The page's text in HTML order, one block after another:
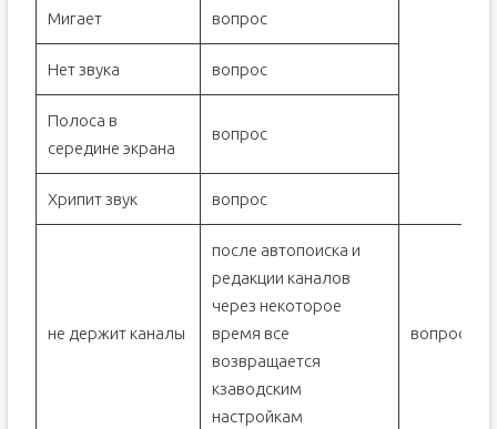
Мигает вопрос
Нет звука вопрос
Полоса в
середине экрана
вопрос
Хрипит звук вопрос
не держит каналы
после автопоиска и
редакции каналов
через некоторое
время все
возвращается
кзаводским
настройкам
вопрос